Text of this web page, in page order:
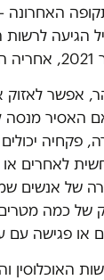
האחרונה –
הגיעה לרשות
אפשר לאזוק
האסיר מנסה
פקחיה
לאחרים
של אנשים
של כמה
או פגישה עם
האוכלוסין